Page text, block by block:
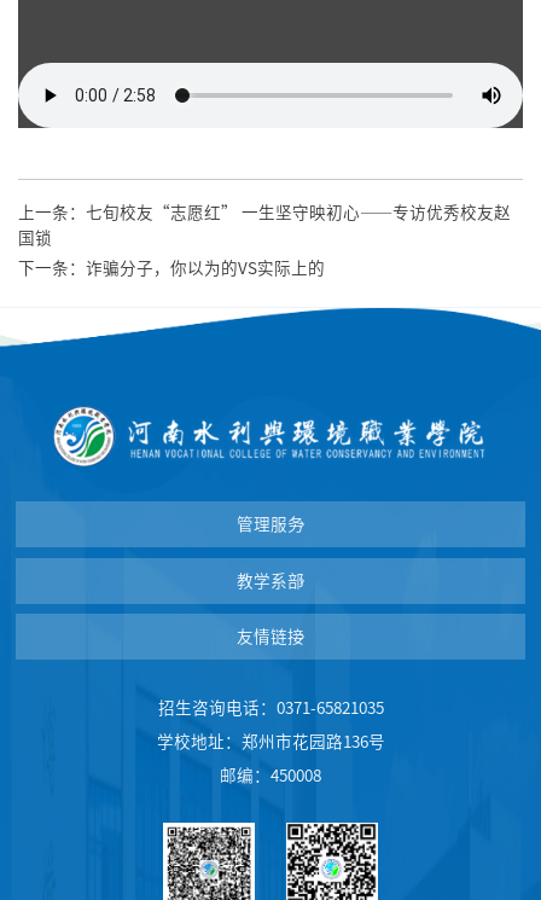
上一条： 七旬校友“志愿红” 一生坚守映初心——专访优秀校友赵
国锁
下一条： 诈骗分子，你以为的VS实际上的
管理服务
教学系部
友情链接
招生咨询电话：0371-65821035
学校地址：郑州市花园路136号
邮编：450008